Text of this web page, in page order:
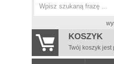
KOSZYK
Twój koszyk jest